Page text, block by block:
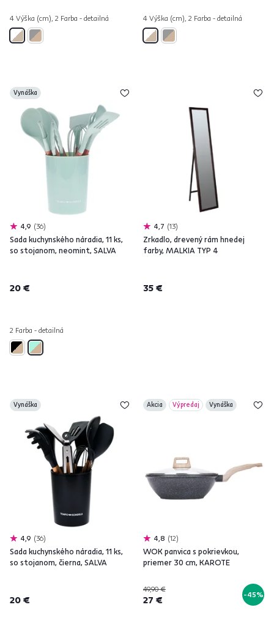
4 Výška (cm), 2 Farba - detailná 4 Výška (cm), 2 Farba - detailná
Vynáška
4,9 36
Sada kuchynského náradia, 11 ks,
so stojanom, neomint, SALVA
20 €
2 Farba - detailná
4,7 13
Zrkadlo, drevený rám hnedej
farby, MALKIA TYP 4
35 €
Vynáška
4,9 36
Sada kuchynského náradia, 11 ks,
so stojanom, čierna, SALVA
20 €
Akcia Výpredaj Vynáška
4,8 12
WOK panvica s pokrievkou,
priemer 30 cm, KAROTE
49,90 €
27 € -45%